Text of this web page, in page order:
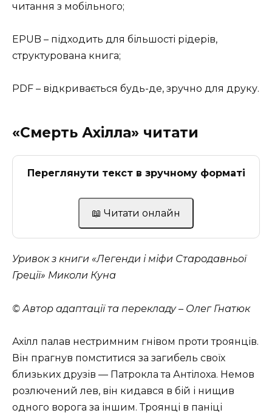
читання з мобільного;
EPUB – підходить для більшості рідерів,
структурована книга;
PDF – відкривається будь-де, зручно для друку.
«Смерть Ахілла» читати
Переглянути текст в зручному форматі
📖 Читати онлайн
Уривок з книги «Легенди і міфи Стародавньої
Греції» Миколи Куна
© Автор адаптації та перекладу – Олег Гнатюк
Ахілл палав нестримним гнівом проти троянців.
Він прагнув помститися за загибель своїх
близьких друзів — Патрокла та Антілоха. Немов
розлючений лев, він кидався в бій і нищив
одного ворога за іншим. Троянці в паніці